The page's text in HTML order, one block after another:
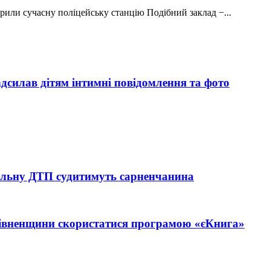
сучасну поліцейську станцію Подібний заклад −...
дітям інтимні повідомлення та фото
ДТП судитимуть сарненчанина
скористатися програмою «єКнига»